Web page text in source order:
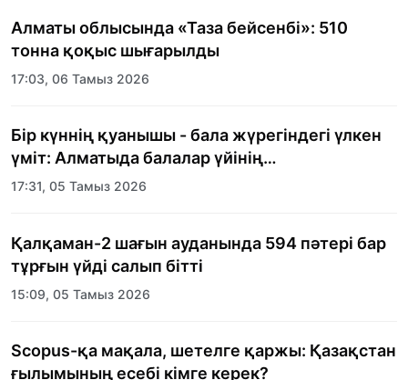
Алматы облысында «Таза бейсенбі»: 510
тонна қоқыс шығарылды
17:03, 06 Тамыз 2026
Бір күннің қуанышы - бала жүрегіндегі үлкен
үміт: Алматыда балалар үйінің
тәрбиеленушілеріне мерекелік күн
17:31, 05 Тамыз 2026
Қалқаман-2 шағын ауданында 594 пәтері бар
тұрғын үйді салып бітті
15:09, 05 Тамыз 2026
Scopus-қа мақала, шетелге қаржы: Қазақстан
ғылымының есебі кімге керек?